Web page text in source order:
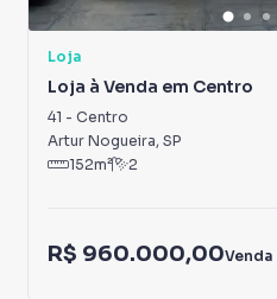
Loja
Loja à Venda em Centro
41 - Centro
Artur Nogueira, SP
152m² 2
R$ 960.000,00Venda